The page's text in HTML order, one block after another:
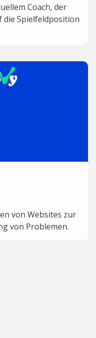
Coach, der
Spielfeldposition
von Websites zur
von Problemen.